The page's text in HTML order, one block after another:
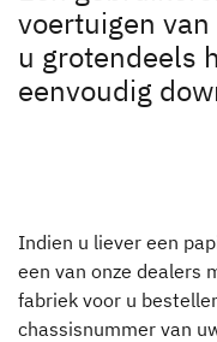
Downloads
Dethleffs
Vind uw dealer
voertuigen
u grotendeels
eenvoudig
Indien u liever een
een van onze dealers
fabriek voor u
chassisnummer van